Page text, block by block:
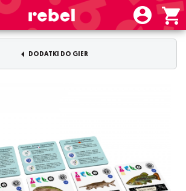
DODATKI DO GIER